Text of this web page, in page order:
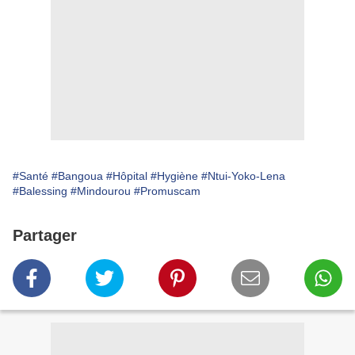
#Santé #Bangoua #Hôpital #Hygiène #Ntui-Yoko-Lena
#Balessing #Mindourou #Promuscam
Partager